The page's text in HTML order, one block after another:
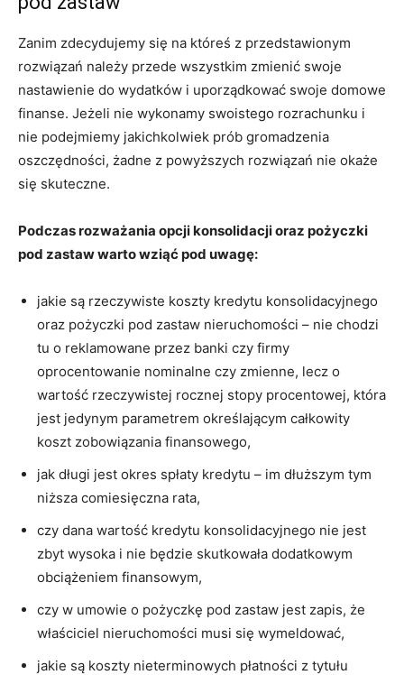
Zanim zdecydujemy się na któreś z przedstawionym
rozwiązań należy przede wszystkim zmienić swoje
nastawienie do wydatków i uporządkować swoje domowe
finanse. Jeżeli nie wykonamy swoistego rozrachunku i
nie podejmiemy jakichkolwiek prób gromadzenia
oszczędności, żadne z powyższych rozwiązań nie okaże
się skuteczne.
Podczas rozważania opcji konsolidacji oraz pożyczki
pod zastaw warto wziąć pod uwagę:
jakie są rzeczywiste koszty kredytu konsolidacyjnego
oraz pożyczki pod zastaw nieruchomości – nie chodzi
tu o reklamowane przez banki czy firmy
oprocentowanie nominalne czy zmienne, lecz o
wartość rzeczywistej rocznej stopy procentowej, która
jest jedynym parametrem określającym całkowity
koszt zobowiązania finansowego,
jak długi jest okres spłaty kredytu – im dłuższym tym
niższa comiesięczna rata,
czy dana wartość kredytu konsolidacyjnego nie jest
zbyt wysoka i nie będzie skutkowała dodatkowym
obciążeniem finansowym,
czy w umowie o pożyczkę pod zastaw jest zapis, że
właściciel nieruchomości musi się wymeldować,
jakie są koszty nieterminowych płatności z tytułu